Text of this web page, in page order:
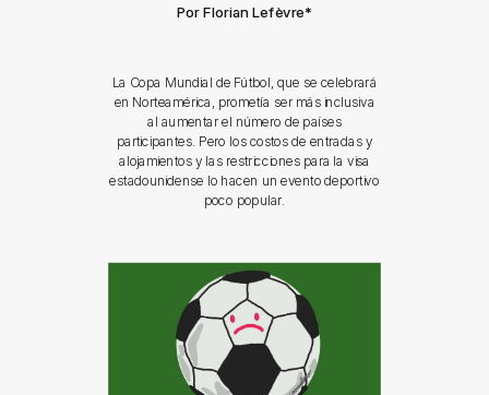
Por Florian Lefèvre*
La Copa Mundial de Fútbol, que se celebrará
en Norteamérica, prometía ser más inclusiva
al aumentar el número de países
participantes. Pero los costos de entradas y
alojamientos y las restricciones para la visa
estadounidense lo hacen un evento deportivo
poco popular.